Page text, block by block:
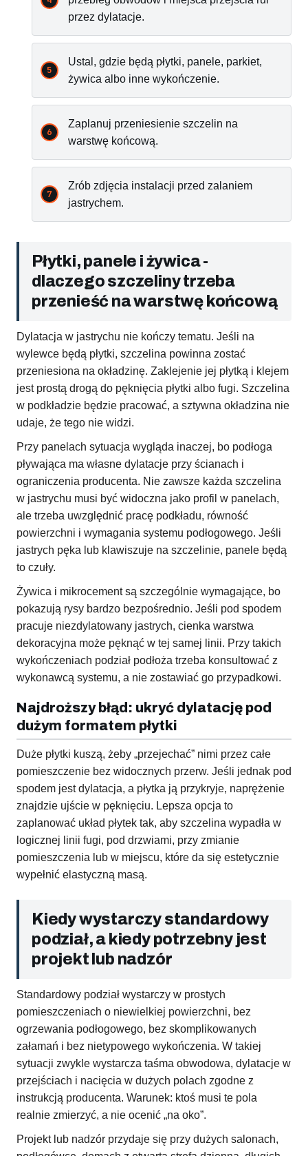
przez dylatacje.
Ustal, gdzie będą płytki, panele, parkiet,
żywica albo inne wykończenie.
Zaplanuj przeniesienie szczelin na
warstwę końcową.
Zrób zdjęcia instalacji przed zalaniem
jastrychem.
Płytki, panele i żywica -
dlaczego szczeliny trzeba
przenieść na warstwę końcową
Dylatacja w jastrychu nie kończy tematu. Jeśli na
wylewce będą płytki, szczelina powinna zostać
przeniesiona na okładzinę. Zaklejenie jej płytką i klejem
jest prostą drogą do pęknięcia płytki albo fugi. Szczelina
w podkładzie będzie pracować, a sztywna okładzina nie
udaje, że tego nie widzi.
Przy panelach sytuacja wygląda inaczej, bo podłoga
pływająca ma własne dylatacje przy ścianach i
ograniczenia producenta. Nie zawsze każda szczelina
w jastrychu musi być widoczna jako profil w panelach,
ale trzeba uwzględnić pracę podkładu, równość
powierzchni i wymagania systemu podłogowego. Jeśli
jastrych pęka lub klawiszuje na szczelinie, panele będą
to czuły.
Żywica i mikrocement są szczególnie wymagające, bo
pokazują rysy bardzo bezpośrednio. Jeśli pod spodem
pracuje niezdylatowany jastrych, cienka warstwa
dekoracyjna może pęknąć w tej samej linii. Przy takich
wykończeniach podział podłoża trzeba konsultować z
wykonawcą systemu, a nie zostawiać go przypadkowi.
Najdroższy błąd: ukryć dylatację pod
dużym formatem płytki
Duże płytki kuszą, żeby „przejechać” nimi przez całe
pomieszczenie bez widocznych przerw. Jeśli jednak pod
spodem jest dylatacja, a płytka ją przykryje, naprężenie
znajdzie ujście w pęknięciu. Lepsza opcja to
zaplanować układ płytek tak, aby szczelina wypadła w
logicznej linii fugi, pod drzwiami, przy zmianie
pomieszczenia lub w miejscu, które da się estetycznie
wypełnić elastyczną masą.
Kiedy wystarczy standardowy
podział, a kiedy potrzebny jest
projekt lub nadzór
Standardowy podział wystarczy w prostych
pomieszczeniach o niewielkiej powierzchni, bez
ogrzewania podłogowego, bez skomplikowanych
załamań i bez nietypowego wykończenia. W takiej
sytuacji zwykle wystarcza taśma obwodowa, dylatacje w
przejściach i nacięcia w dużych polach zgodne z
instrukcją producenta. Warunek: ktoś musi te pola
realnie zmierzyć, a nie ocenić „na oko”.
Projekt lub nadzór przydaje się przy dużych salonach,